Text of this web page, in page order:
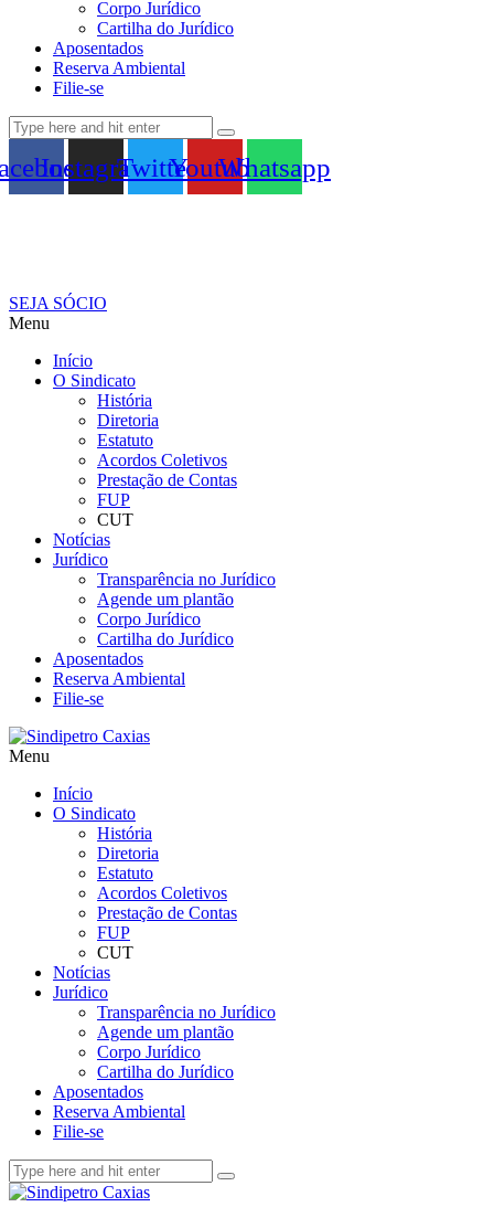
Corpo Jurídico
Cartilha do Jurídico
Aposentados
Reserva Ambiental
Filie-se
InstagramTwitterYoutubeWhatsapp
SEJA SÓCIO
Menu
Início
O Sindicato
História
Diretoria
Estatuto
Acordos Coletivos
Prestação de Contas
FUP
CUT
Notícias
Jurídico
Transparência no Jurídico
Agende um plantão
Corpo Jurídico
Cartilha do Jurídico
Aposentados
Reserva Ambiental
Filie-se
Menu
Início
O Sindicato
História
Diretoria
Estatuto
Acordos Coletivos
Prestação de Contas
FUP
CUT
Notícias
Jurídico
Transparência no Jurídico
Agende um plantão
Corpo Jurídico
Cartilha do Jurídico
Aposentados
Reserva Ambiental
Filie-se